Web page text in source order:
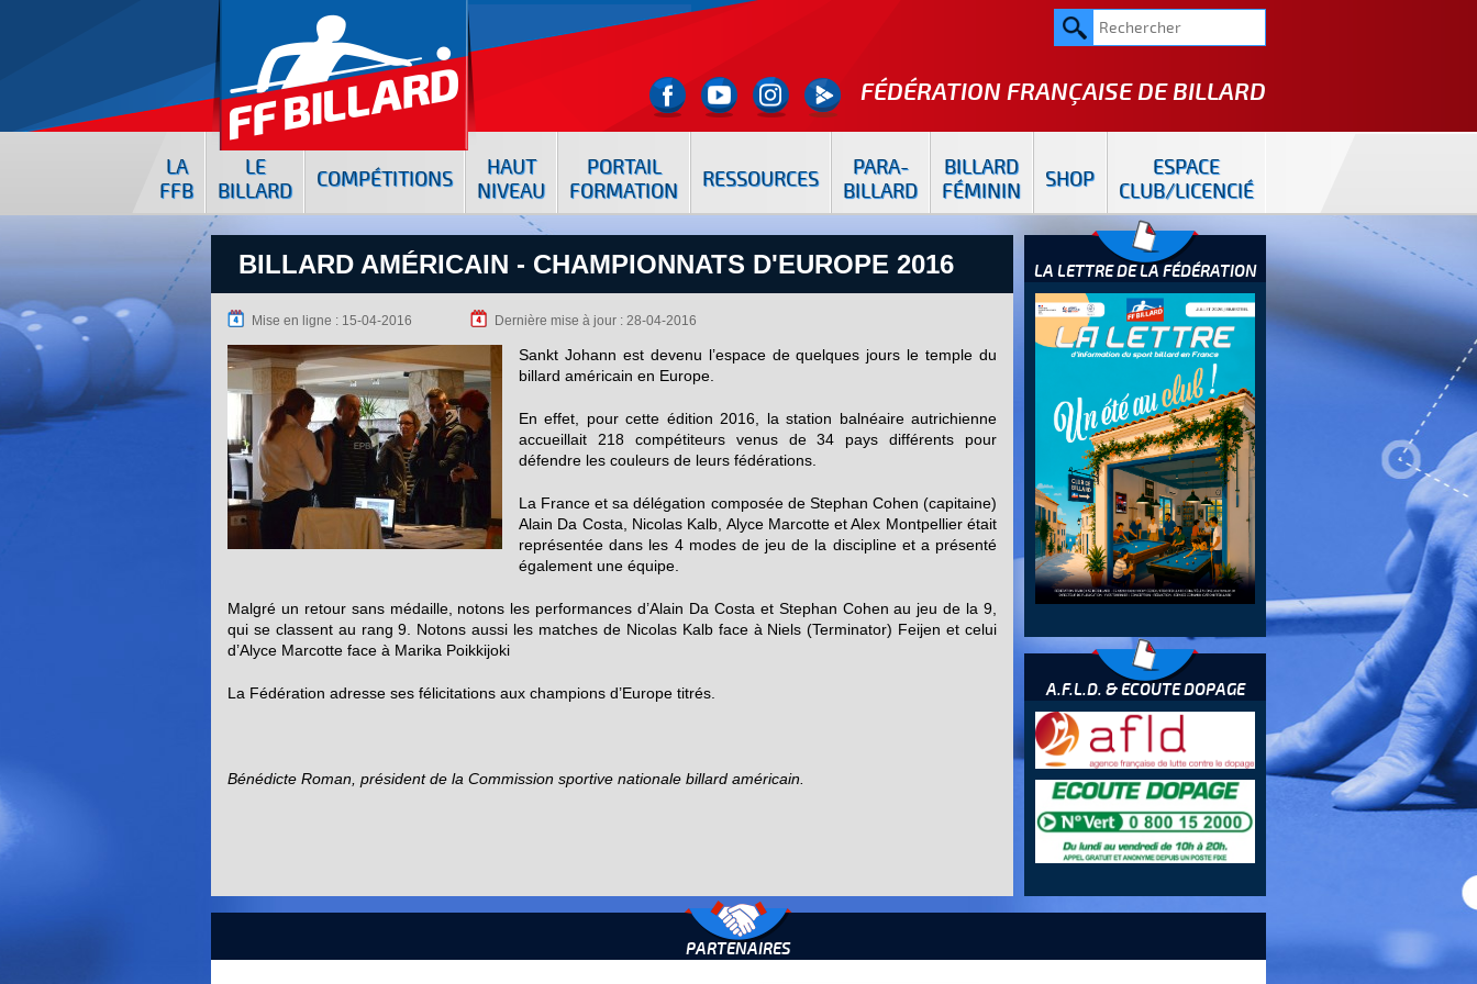
FÉDÉRATION FRANÇAISE DEBILLARD
LA
FFB
LE
BILLARD
COMPÉTITIONS
HAUT
NIVEAU
PORTAIL
FORMATION
RESSOURCES
PARA-
BILLARD
BILLARD
FÉMININ
SHOP
ESPACE
CLUB/LICENCIÉ
BILLARD AMÉRICAIN - CHAMPIONNATS D'EUROPE 2016
Mise en ligne : 15-04-2016 Dernière mise à jour : 28-04-2016
Sankt Johann est devenu l’espace de quelques jours le temple du
billard américain en Europe.
En effet, pour cette édition 2016, la station balnéaire autrichienne
accueillait 218 compétiteurs venus de 34 pays différents pour
défendre les couleurs de leurs fédérations.
La France et sa délégation composée de Stephan Cohen (capitaine)
Alain Da Costa, Nicolas Kalb, Alyce Marcotte et Alex Montpellier était
représentée dans les 4 modes de jeu de la discipline et a présenté
également une équipe.
Malgré un retour sans médaille, notons les performances d’Alain Da Costa et Stephan Cohen au jeu de la 9,
qui se classent au rang 9. Notons aussi les matches de Nicolas Kalb face à Niels (Terminator) Feijen et celui
d’Alyce Marcotte face à Marika Poikkijoki
La Fédération adresse ses félicitations aux champions d’Europe titrés.
Bénédicte Roman, président de la Commission sportive nationale billard américain.
LA LETTRE DE LA FÉDÉRATION
A.F.L.D. & ECOUTE DOPAGE
PARTENAIRES